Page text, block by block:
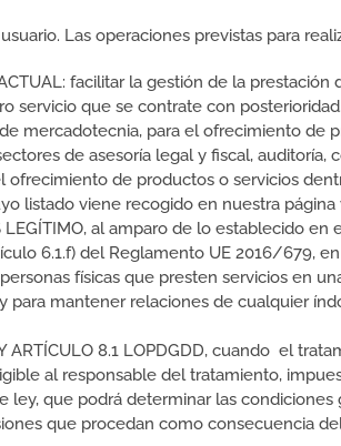
Las operaciones previstas para
facilitar la gestión de la
servicio que se contrate con posterioridad.
mercadotecnia, para el ofrecimiento de
de asesoría legal y fiscal, auditoría,
ofrecimiento de productos o servicios
listado viene recogido en nuestra página
LEGÍTIMO, al amparo de lo establecido
6.1.f) del Reglamento UE 2016/679,
físicas que presten servicios en
para mantener relaciones de cualquier
ARTÍCULO 8.1 LOPDGDD, cuando el
al responsable del tratamiento,
ley, que podrá determinar las
que procedan como consecuencia